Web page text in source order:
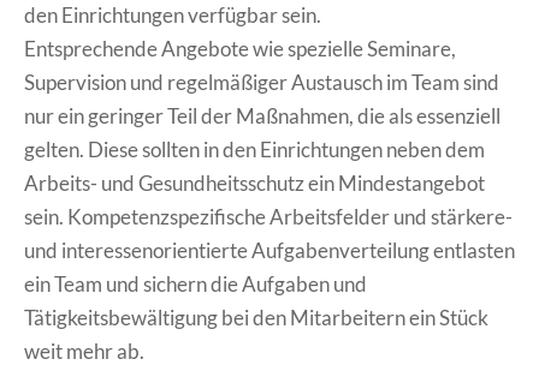
den Einrichtungen verfügbar sein.
Entsprechende Angebote wie spezielle Seminare,
Supervision und regelmäßiger Austausch im Team sind
nur ein geringer Teil der Maßnahmen, die als essenziell
gelten. Diese sollten in den Einrichtungen neben dem
Arbeits- und Gesundheitsschutz ein Mindestangebot
sein. Kompetenzspezifische Arbeitsfelder und stärkere-
und interessenorientierte Aufgabenverteilung entlasten
ein Team und sichern die Aufgaben und
Tätigkeitsbewältigung bei den Mitarbeitern ein Stück
weit mehr ab.